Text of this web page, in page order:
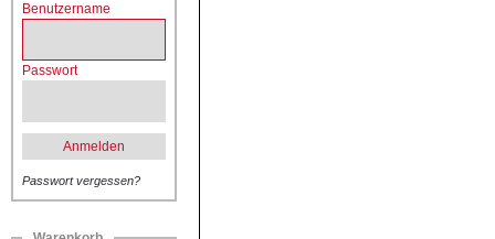
Benutzername
Passwort
Anmelden
Passwort vergessen?